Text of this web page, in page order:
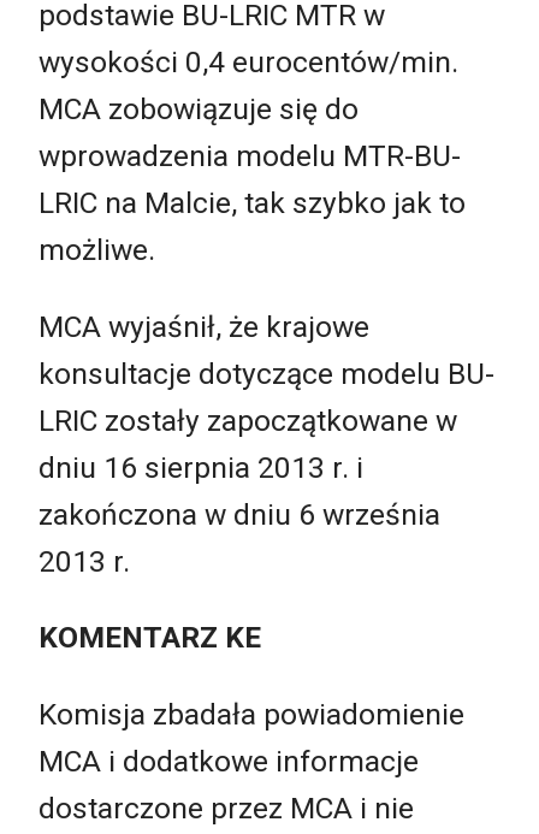
podstawie BU-LRIC MTR w
wysokości 0,4 eurocentów/min.
MCA zobowiązuje się do
wprowadzenia modelu MTR-BU-
LRIC na Malcie, tak szybko jak to
możliwe.
MCA wyjaśnił, że krajowe
konsultacje dotyczące modelu BU-
LRIC zostały zapoczątkowane w
dniu 16 sierpnia 2013 r. i
zakończona w dniu 6 września
2013 r.
KOMENTARZ KE
Komisja zbadała powiadomienie
MCA i dodatkowe informacje
dostarczone przez MCA i nie